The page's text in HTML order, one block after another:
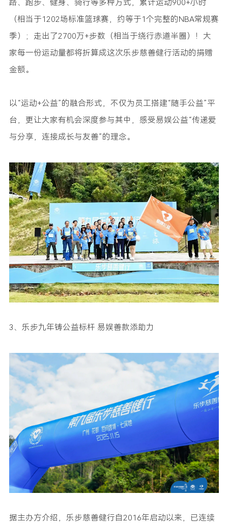
路、跑步、健身、骑行等多种方式，累计运动900+小时
（相当于1202场标准篮球赛，约等于1个完整的NBA常规赛
季）；走出了2700万+步数（相当于绕行赤道半圈）！大
家每一份运动量都将折算成这次乐步慈善健行活动的捐赠
金额。
以“运动+公益”的融合形式，不仅为员工搭建“随手公益”平
台，更让大家有机会深度参与其中，感受易娱公益“传递爱
与分享，连接成长与友善”的理念。
3、乐步九年铸公益标杆 易娱善款添助力
据主办方介绍，乐步慈善健行自2016年启动以来，已连续